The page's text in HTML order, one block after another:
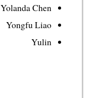
Yolanda Chen
Yongfu Liao
Yulin